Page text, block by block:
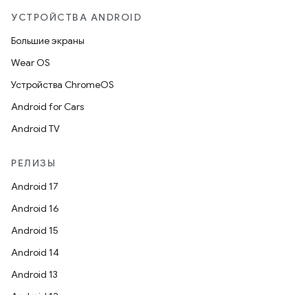
УСТРОЙСТВА ANDROID
Большие экраны
Wear OS
Устройства ChromeOS
Android for Cars
Android TV
РЕЛИЗЫ
Android 17
Android 16
Android 15
Android 14
Android 13